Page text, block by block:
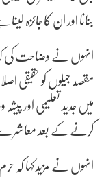
بنانا اور ان کا جائزہ
انہوں نے وضاحت کی
مقصد جیلوں کو حقیقی
میں جدید تعلیمی اور
کرنے کے بعد معاشرے
انہوں نے مزید کہا کہ